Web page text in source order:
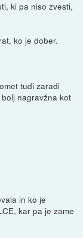
ki pa niso zvesti,
ko je dober.
tudi zaradi
nagravžna kot
in ko je
kar pa je zame